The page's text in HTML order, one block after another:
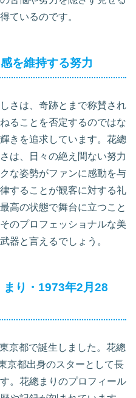
ているのです。
を維持する努力
さは、奇跡とまで称賛され
ることを否定するのではな
きを追求しています。花總
は、日々の絶え間ない努力
な姿勢がファンに感動を与
することが観客に対する礼
高の状態で舞台に立つこと
のプロフェッショナルな美
器と言えるでしょう。
り・1973年2月28
京都で誕生しました。花總
京都出身のスターとして長
。花總まりのプロフィール